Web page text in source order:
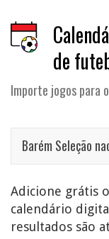
de
Importe jogos para
Barém Seleção
Adicione grátis
calendário
resultados são